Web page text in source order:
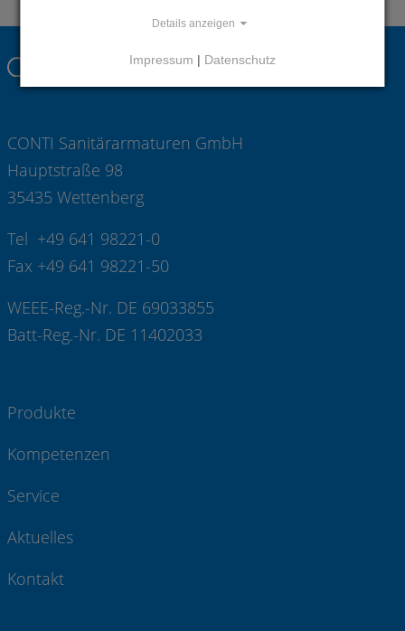
CONTI Sanitärarmaturen GmbH
Hauptstraße 98
35435 Wettenberg
Tel +49 641 98221-0
Fax +49 641 98221-50
WEEE-Reg.-Nr. DE 69033855
Batt-Reg.-Nr. DE 11402033
Produkte
Kompetenzen
Service
Aktuelles
Kontakt
Details anzeigen
Impressum | Datenschutz